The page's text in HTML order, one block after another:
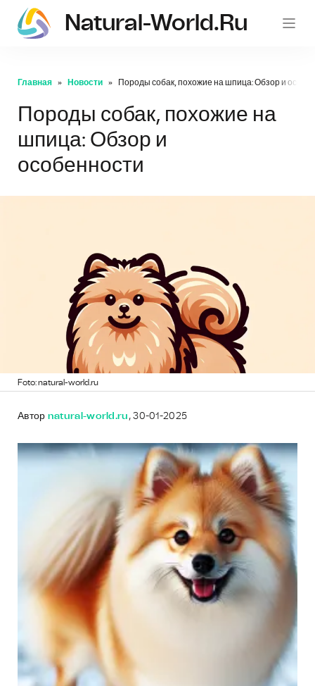
Natural-World.ru
Главная Новости Породы собак, похожие на шпица: Обзор и
Породы собак, похожие на
шпица: Обзор и
особенности
Foto: natural-world.ru
Автор natural-world.ru , 30-01-2025